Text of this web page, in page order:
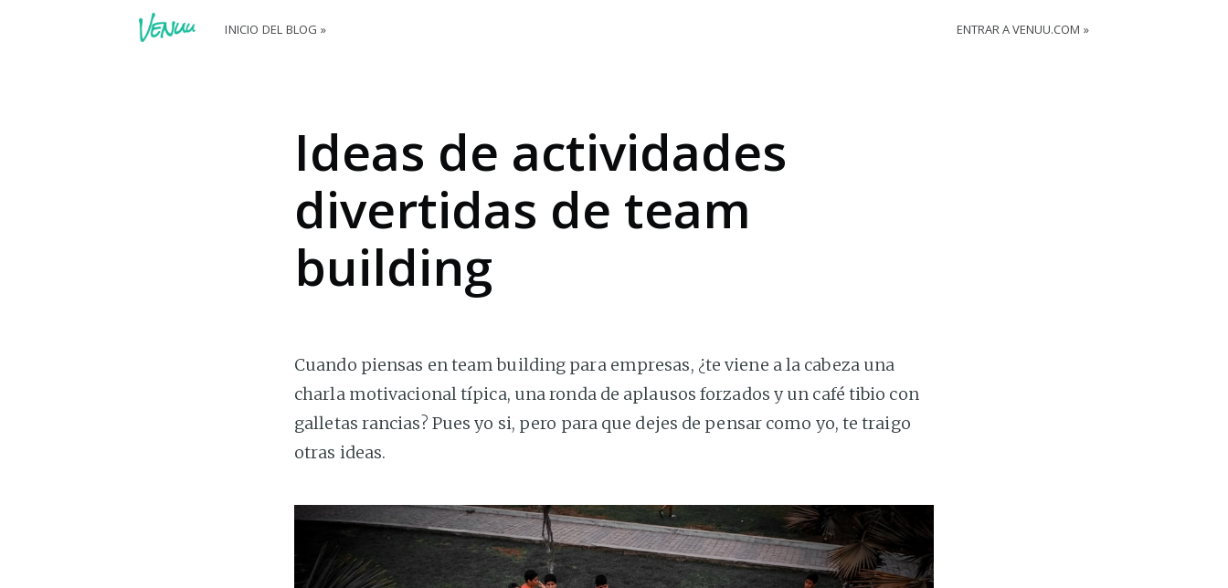
INICIO DEL BLOG » ENTRAR A VENUU.COM
Ideas de actividades
divertidas de team
building
Cuando piensas en team building para empresas, ¿te viene a la cabeza una
charla motivacional típica, una ronda de aplausos forzados y un café tibio con
galletas rancias? Pues yo si, pero para que dejes de pensar como yo, te traigo
otras ideas.